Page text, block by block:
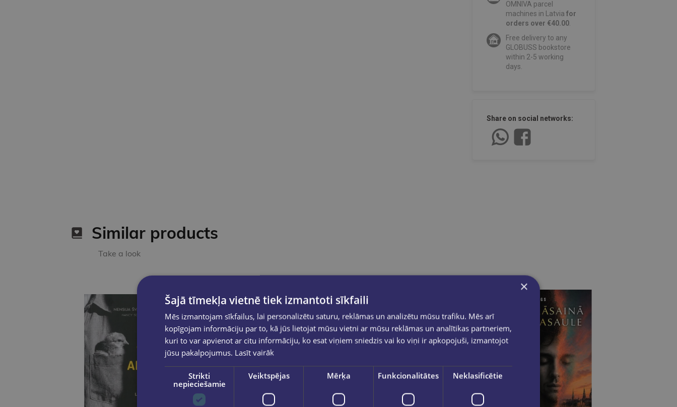
OMNIVA parcel
machines in Latvia for
orders over €40.00.
Free delivery to any
GLOBUSS bookstore
within 2-5 working
days.
Share on social networks:
Similar products
Take a look
×
Šajā tīmekļa vietnē tiek izmantoti sīkfaili
Mēs izmantojam sīkfailus, lai personalizētu saturu, reklāmas un analizētu mūsu trafiku. Mēs arī
kopīgojam informāciju par to, kā jūs lietojat mūsu vietni ar mūsu reklāmas un analītikas partneriem,
kuri to var apvienot ar citu informāciju, ko esat viņiem sniedzis vai ko viņi ir apkopojuši, izmantojot
jūsu pakalpojumus. Lasīt vairāk
Strikti
nepieciešamie
Veiktspējas Mērķa Funkcionalitātes Neklasificētie